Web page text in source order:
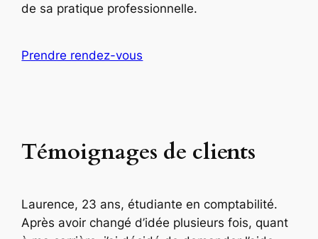
de sa pratique professionnelle.
Prendre rendez-vous
Témoignages de clients
Laurence, 23 ans, étudiante en comptabilité.
Après avoir changé d’idée plusieurs fois, quant